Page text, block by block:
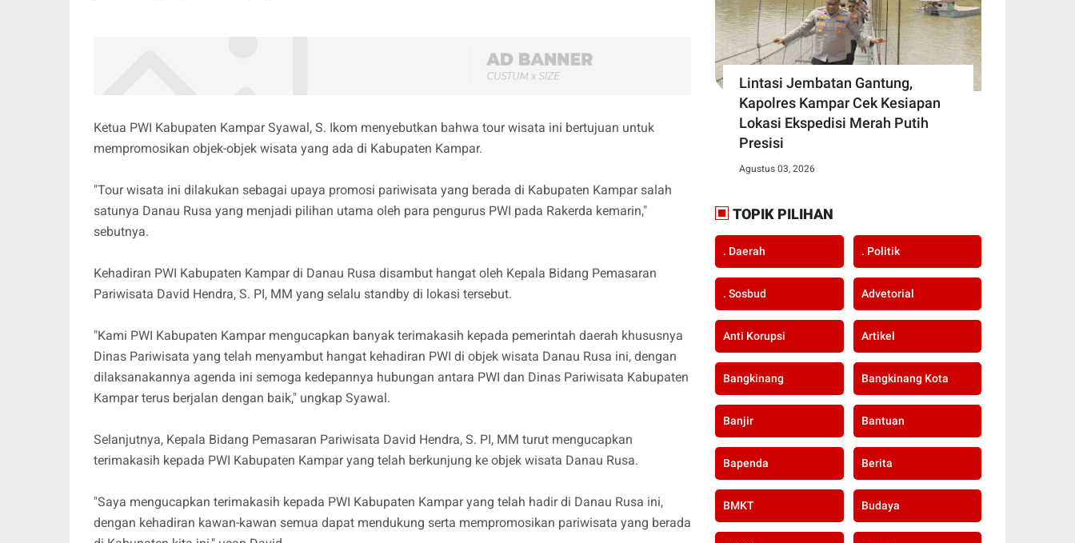
Ketua PWI Kabupaten Kampar Syawal, S. Ikom menyebutkan bahwa tour wisata ini bertujuan untuk
mempromosikan objek-objek wisata yang ada di Kabupaten Kampar.
"Tour wisata ini dilakukan sebagai upaya promosi pariwisata yang berada di Kabupaten Kampar salah
satunya Danau Rusa yang menjadi pilihan utama oleh para pengurus PWI pada Rakerda kemarin,"
sebutnya.
Kehadiran PWI Kabupaten Kampar di Danau Rusa disambut hangat oleh Kepala Bidang Pemasaran
Pariwisata David Hendra, S. PI, MM yang selalu standby di lokasi tersebut.
"Kami PWI Kabupaten Kampar mengucapkan banyak terimakasih kepada pemerintah daerah khususnya
Dinas Pariwisata yang telah menyambut hangat kehadiran PWI di objek wisata Danau Rusa ini, dengan
dilaksanakannya agenda ini semoga kedepannya hubungan antara PWI dan Dinas Pariwisata Kabupaten
Kampar terus berjalan dengan baik," ungkap Syawal.
Selanjutnya, Kepala Bidang Pemasaran Pariwisata David Hendra, S. PI, MM turut mengucapkan
terimakasih kepada PWI Kabupaten Kampar yang telah berkunjung ke objek wisata Danau Rusa.
"Saya mengucapkan terimakasih kepada PWI Kabupaten Kampar yang telah hadir di Danau Rusa ini,
dengan kehadiran kawan-kawan semua dapat mendukung serta mempromosikan pariwisata yang berada
Lintasi Jembatan Gantung,
Kapolres Kampar Cek Kesiapan
Lokasi Ekspedisi Merah Putih
Presisi
Agustus 03, 2026
TOPIK PILIHAN
. Daerah . Politik
. Sosbud Advetorial
Anti Korupsi Artikel
Bangkinang Bangkinang Kota
Banjir Bantuan
Bapenda Berita
BMKT Budaya